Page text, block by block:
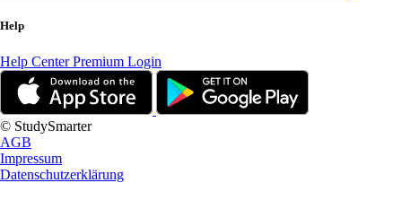
Help
Help CenterPremium Login
© StudySmarter
AGB
Impressum
Datenschutzerklärung